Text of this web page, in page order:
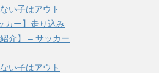
い子はアウト
カー】走り込み
介】 – サッカー
い子はアウト